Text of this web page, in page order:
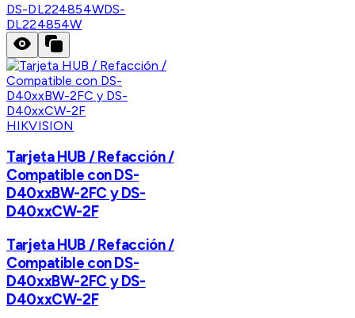
DS-DL224854WDS-
DL224854W
HIKVISION
Tarjeta HUB / Refacción /
Compatible con DS-
D40xxBW-2FC y DS-
D40xxCW-2F
Tarjeta HUB / Refacción /
Compatible con DS-
D40xxBW-2FC y DS-
D40xxCW-2F